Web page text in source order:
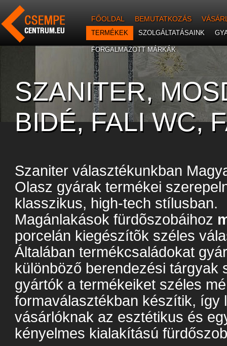
FŐOLDAL BEMUTATKOZÁS
TERMÉKEK SZOLGÁLTATÁSAINK
FORGALMAZOTT MÁRKÁK
SZANITER,
BIDÉ, FALI WC,
Szaniter választékunkban
Olasz gyárak termékei
klasszikus, high-tech stílusban.
Magánlakások fürdõszobáihoz
porcelán kiegészítõk széles
Általában termékcsaládokat
különböző berendezési tárgyak
gyártók a termékeiket széles
formaválasztékban készítik, így
vásárlóknak az esztétikus és
kényelmes kialakítású